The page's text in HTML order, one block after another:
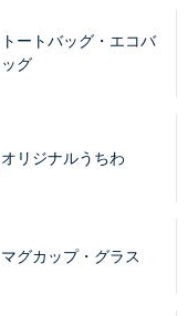
トートバッグ・エコバ
ッグ
オリジナルうちわ
マグカップ・グラス